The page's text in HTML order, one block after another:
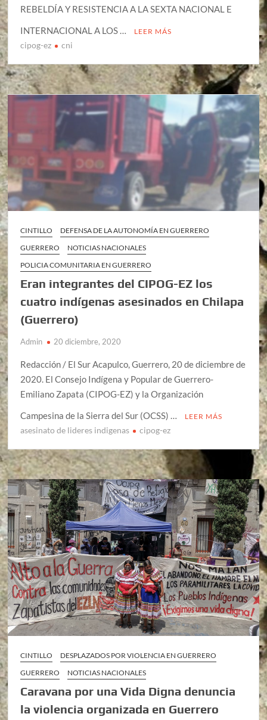
REBELDÍA Y RESISTENCIA A LA SEXTA NACIONAL E
INTERNACIONAL A LOS …
LEER MÁS
cipog-ez cni
CINTILLO
DEFENSA DE LA AUTONOMÍA EN GUERRERO
GUERRERO
NOTICIAS NACIONALES
POLICIA COMUNITARIA EN GUERRERO
Eran integrantes del CIPOG-EZ los
cuatro indígenas asesinados en Chilapa
(Guerrero)
Admin 20 diciembre, 2020
Redacción / El Sur Acapulco, Guerrero, 20 de diciembre de
2020. El Consejo Indígena y Popular de Guerrero-
Emiliano Zapata (CIPOG-EZ) y la Organización
Campesina de la Sierra del Sur (OCSS) …
LEER MÁS
asesinato de lideres indigenas cipog-ez
CINTILLO
DESPLAZADOS POR VIOLENCIA EN GUERRERO
GUERRERO
NOTICIAS NACIONALES
Caravana por una Vida Digna denuncia
la violencia organizada en Guerrero